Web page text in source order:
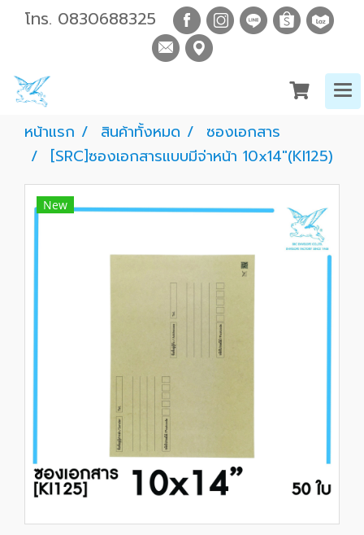
โทร. 0830688325
หน้าแรก สินค้าทั้งหมด
ซองเอกสาร
[SRC]ซองเอกสารแบบมีจ่าหน้า 10x14"(KI125)
New